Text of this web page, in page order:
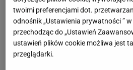
MIT 1: Margaryna jest
twoimi preferencjami dot.
odnośnik „Ustawienia prywatności ”
przechodząc do „Ustawień
ustawień plików cookie możliwa jest
przeglądarki.